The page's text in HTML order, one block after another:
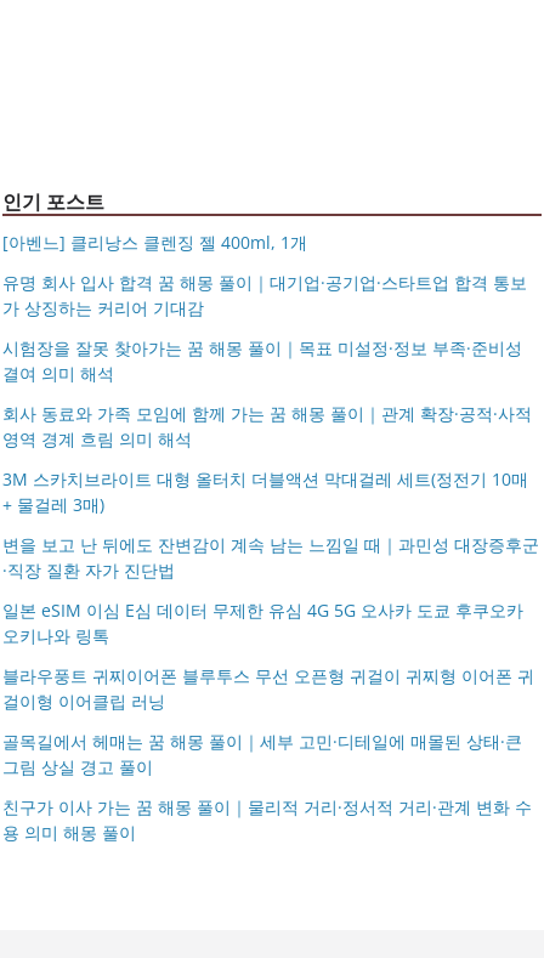
인기 포스트
[아벤느] 클리낭스 클렌징 젤 400ml, 1개
유명 회사 입사 합격 꿈 해몽 풀이｜대기업·공기업·스타트업 합격 통보
가 상징하는 커리어 기대감
시험장을 잘못 찾아가는 꿈 해몽 풀이｜목표 미설정·정보 부족·준비성
결여 의미 해석
회사 동료와 가족 모임에 함께 가는 꿈 해몽 풀이｜관계 확장·공적·사적
영역 경계 흐림 의미 해석
3M 스카치브라이트 대형 올터치 더블액션 막대걸레 세트(정전기 10매
+ 물걸레 3매)
변을 보고 난 뒤에도 잔변감이 계속 남는 느낌일 때｜과민성 대장증후군
·직장 질환 자가 진단법
일본 eSIM 이심 E심 데이터 무제한 유심 4G 5G 오사카 도쿄 후쿠오카
오키나와 링톡
블라우풍트 귀찌이어폰 블루투스 무선 오픈형 귀걸이 귀찌형 이어폰 귀
걸이형 이어클립 러닝
골목길에서 헤매는 꿈 해몽 풀이｜세부 고민·디테일에 매몰된 상태·큰
그림 상실 경고 풀이
친구가 이사 가는 꿈 해몽 풀이｜물리적 거리·정서적 거리·관계 변화 수
용 의미 해몽 풀이